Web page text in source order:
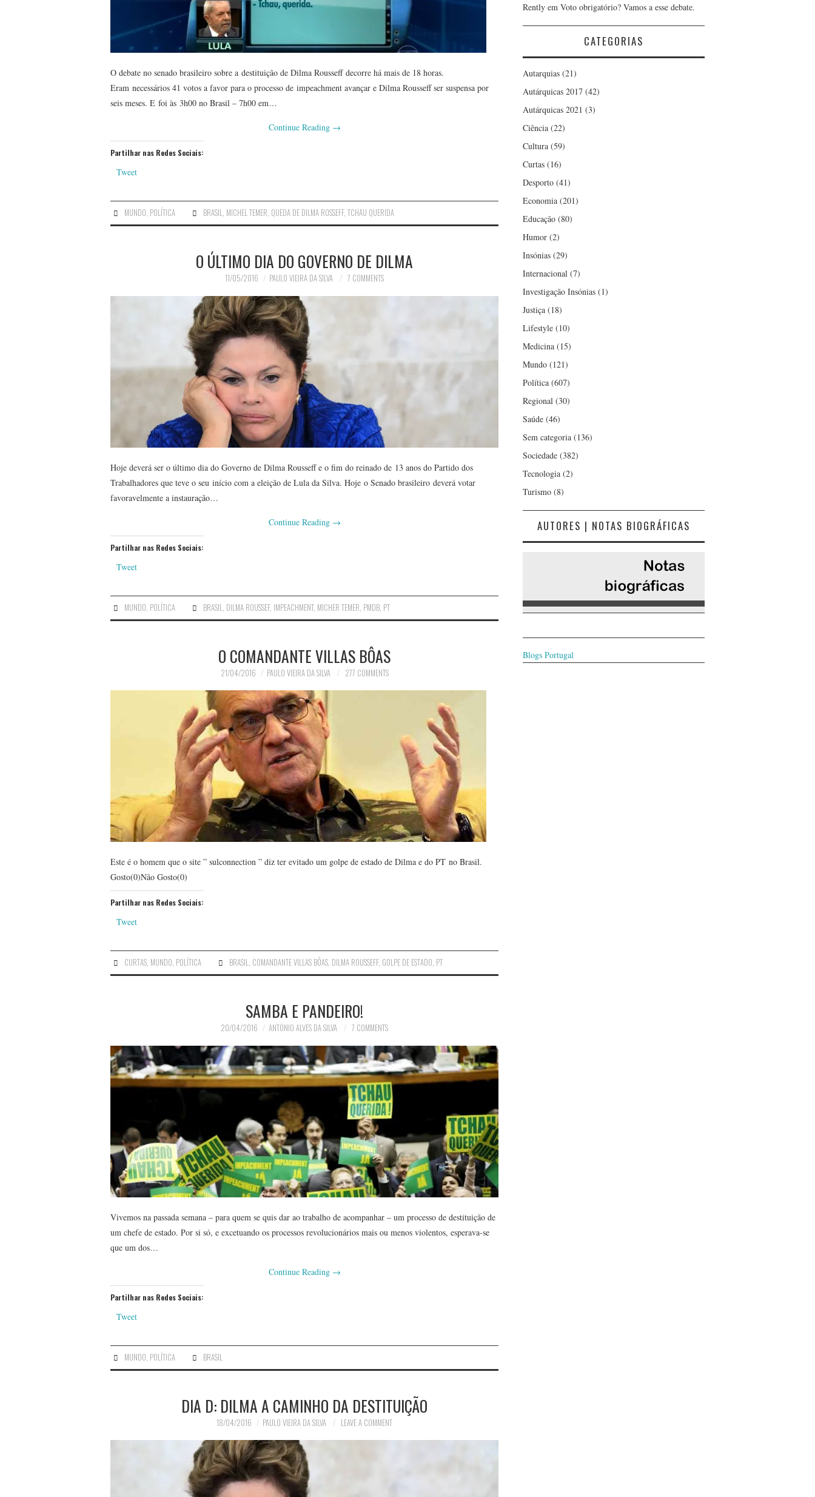
O debate no senado brasileiro sobre a destituição de Dilma Rousseff decorre há mais de 18 horas.
Eram necessários 41 votos a favor para o processo de impeachment avançar e Dilma Rousseff ser suspensa por
seis meses. E foi às 3h00 no Brasil – 7h00 em…
Continue Reading →
Partilhar nas Redes Sociais:
Tweet
MUNDO, POLÍTICA BRASIL, MICHEL TEMER, QUEDA DE DILMA ROSSEFF,TCHAU QUERIDA
O ÚLTIMO DIA DO GOVERNO DE DILMA
11/05/2016 PAULO VIEIRA DA SILVA 7 COMMENTS
Hoje deverá ser o último dia do Governo de Dilma Rousseff e o fim do reinado de 13 anos do Partido dos
Trabalhadores que teve o seu início com a eleição de Lula da Silva. Hoje o Senado brasileiro deverá votar
favoravelmente a instauração…
Continue Reading →
Partilhar nas Redes Sociais:
Tweet
MUNDO, POLÍTICA BRASIL, DILMA ROUSSEF, IMPEACHMENT, MICHER TEMER, PMDB, PT
O COMANDANTE VILLAS BÔAS
21/04/2016 PAULO VIEIRA DA SILVA 277 COMMENTS
Este é o homem que o site ” sulconnection ” diz ter evitado um golpe de estado de Dilma e do PT no Brasil.
Gosto(0)Não Gosto(0)
Partilhar nas Redes Sociais:
Tweet
CURTAS, MUNDO, POLÍTICA BRASIL, COMANDANTE VILLAS BÔAS, DILMA ROUSSEFF, GOLPE DE ESTADO, PT
SAMBA E PANDEIRO!
20/04/2016 ANTÓNIO ALVES DA SILVA 7 COMMENTS
Vivemos na passada semana – para quem se quis dar ao trabalho de acompanhar – um processo de destituição de
um chefe de estado. Por si só, e excetuando os processos revolucionários mais ou menos violentos, esperava-se
que um dos…
Continue Reading →
Partilhar nas Redes Sociais:
Tweet
MUNDO, POLÍTICA BRASIL
DIA D: DILMA A CAMINHO DA DESTITUIÇÃO
18/04/2016 PAULO VIEIRA DA SILVA LEAVE A COMMENT
Rently em Voto obrigatório? Vamos a esse debate.
CATEGORIAS
Autarquias (21)
Autárquicas 2017 (42)
Autárquicas 2021 (3)
Ciência (22)
Cultura (59)
Curtas (16)
Desporto (41)
Economia (201)
Educação (80)
Humor (2)
Insónias (29)
Internacional (7)
Investigação Insónias (1)
Justiça (18)
Lifestyle (10)
Medicina (15)
Mundo (121)
Política (607)
Regional (30)
Saúde (46)
Sem categoria (136)
Sociedade (382)
Tecnologia (2)
Turismo (8)
AUTORES | NOTAS BIOGRÁFICAS
Blogs Portugal